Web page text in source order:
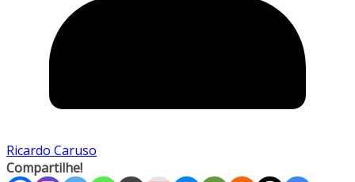
Ricardo Caruso
Compartilhe!